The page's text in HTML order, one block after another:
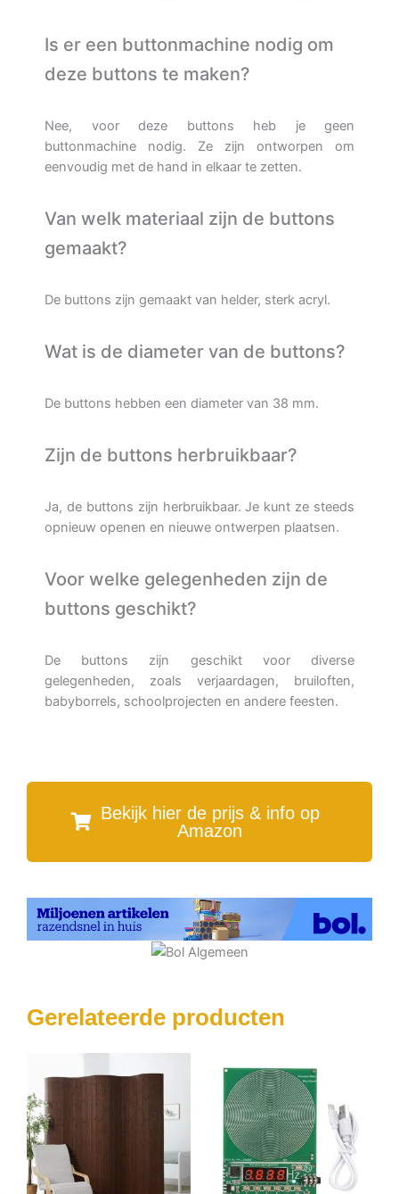
Is er een buttonmachine nodig om
deze buttons te maken?
Nee, voor deze buttons heb je geen
buttonmachine nodig. Ze zijn ontworpen om
eenvoudig met de hand in elkaar te zetten.
Van welk materiaal zijn de buttons
gemaakt?
De buttons zijn gemaakt van helder, sterk acryl.
Wat is de diameter van de buttons?
De buttons hebben een diameter van 38 mm.
Zijn de buttons herbruikbaar?
Ja, de buttons zijn herbruikbaar. Je kunt ze steeds
opnieuw openen en nieuwe ontwerpen plaatsen.
Voor welke gelegenheden zijn de
buttons geschikt?
De buttons zijn geschikt voor diverse
gelegenheden, zoals verjaardagen, bruiloften,
babyborrels, schoolprojecten en andere feesten.
Bekijk hier de prijs & info op
Amazon
Gerelateerde producten